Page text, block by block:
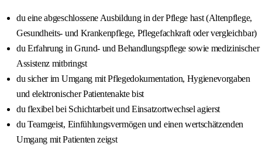
du eine abgeschlossene Ausbildung in der Pflege hast (Altenpflege,
Gesundheits- und Krankenpflege, Pflegefachkraft oder vergleichbar)
du Erfahrung in Grund- und Behandlungspflege sowie medizinischer
Assistenz mitbringst
du sicher im Umgang mit Pflegedokumentation, Hygienevorgaben
und elektronischer Patientenakte bist
du flexibel bei Schichtarbeit und Einsatzortwechsel agierst
du Teamgeist, Einfühlungsvermögen und einen wertschätzenden
Umgang mit Patienten zeigst